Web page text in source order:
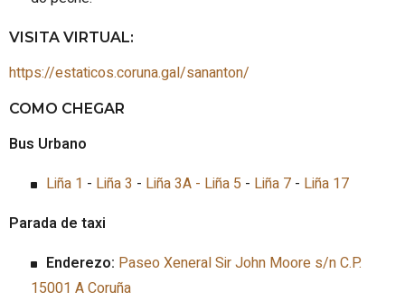
VISITA VIRTUAL:
https://estaticos.coruna.gal/sananton/
COMO CHEGAR
Bus Urbano
Liña 1 - Liña 3 - Liña 3A - Liña 5 - Liña 7 - Liña 17
Parada de taxi
Enderezo: Paseo Xeneral Sir John Moore s/n C.P.
15001 A Coruña